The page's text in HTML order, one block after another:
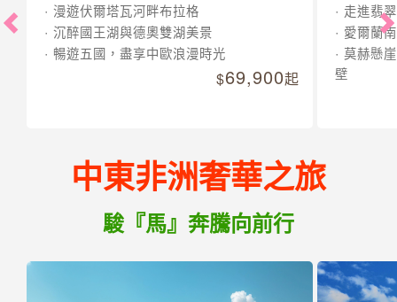
漫遊伏爾塔瓦河畔布拉格
沉醉國王湖與德奧雙湖美景
暢遊五國，盡享中歐浪漫時光
69,900起
走進翡
愛爾蘭
莫赫懸
壁
中東非洲奢華之旅
駿『馬』奔騰向前行